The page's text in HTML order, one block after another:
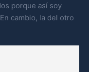
porque así soy
cambio, la del otro